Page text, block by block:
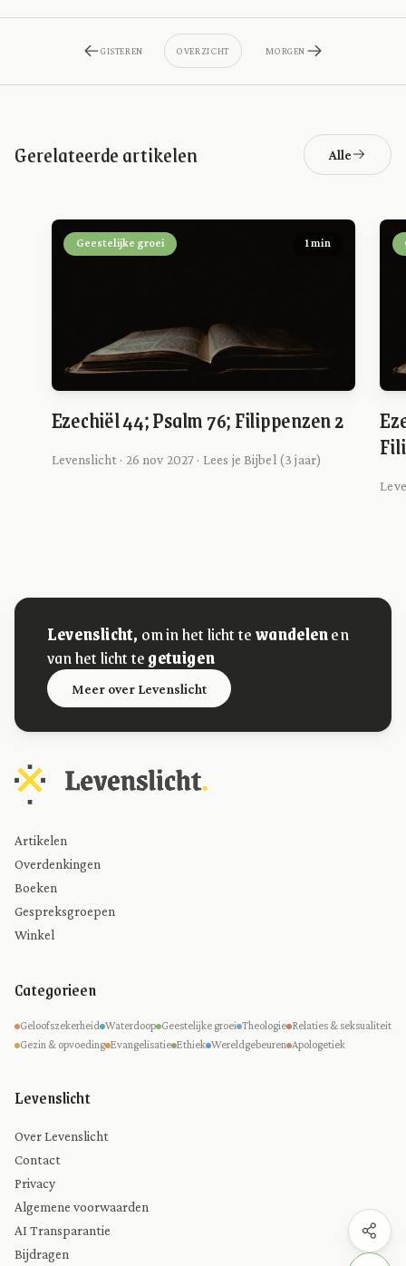
GISTEREN OVERZICHT MORGEN
Gerelateerde artikelen Alle
Geestelijke groei 1 min
Ezechiël 44; Psalm 76; Filippenzen 2
Levenslicht · 26 nov 2027 · Lees je Bijbel (3 jaar)
Levenslicht, om in het licht tewandelenen
van het licht tegetuigen
Meer over Levenslicht
Artikelen
Overdenkingen
Boeken
Gespreksgroepen
Winkel
Categorieen
Geloofszekerheid Waterdoop Geestelijke groei Theologie Relaties & seksualiteit
Gezin & opvoeding Evangelisatie Ethiek Wereldgebeuren Apologetiek
Levenslicht
Over Levenslicht
Contact
Privacy
Algemene voorwaarden
AI Transparantie
Bijdragen